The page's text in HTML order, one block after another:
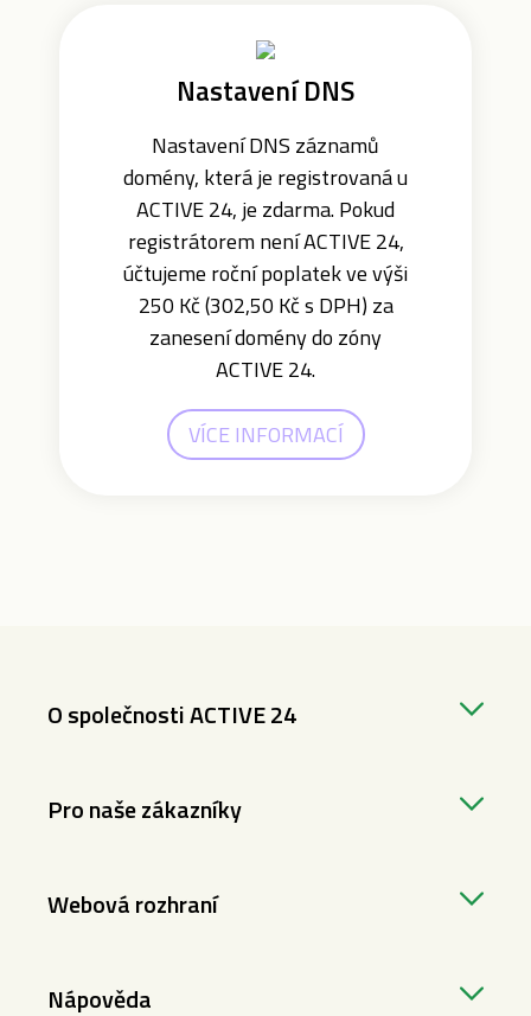
Nastavení DNS
Nastavení DNS záznamů
domény, která je registrovaná u
ACTIVE 24, je zdarma. Pokud
registrátorem není ACTIVE 24,
účtujeme roční poplatek ve výši
250 Kč (302,50 Kč s DPH) za
zanesení domény do zóny
ACTIVE 24.
VÍCE INFORMACÍ
O společnosti ACTIVE 24
Pro naše zákazníky
Webová rozhraní
Nápověda